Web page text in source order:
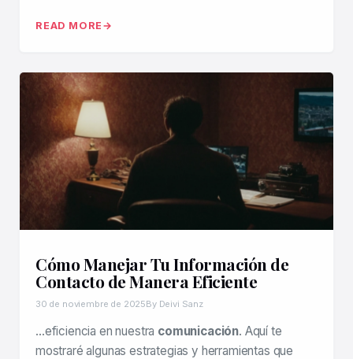
READ MORE
Cómo Manejar Tu Información de
Contacto de Manera Eficiente
30 de noviembre de 2025By Deivi Sanz
…eficiencia en nuestra comunicación. Aquí te
mostraré algunas estrategias y herramientas que